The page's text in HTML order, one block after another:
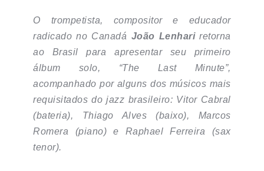
O trompetista, compositor e educador
radicado no Canadá João Lenhariretorna
ao Brasil para apresentar seu primeiro
álbum solo, “The Last Minute”,
acompanhado por alguns dos músicos mais
requisitados do jazz brasileiro: Vitor Cabral
(bateria), Thiago Alves (baixo), Marcos
Romera (piano) e Raphael Ferreira (sax
tenor).